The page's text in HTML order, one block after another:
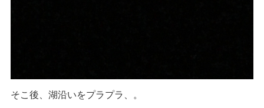
そこ後、湖沿いをプラプラ、。